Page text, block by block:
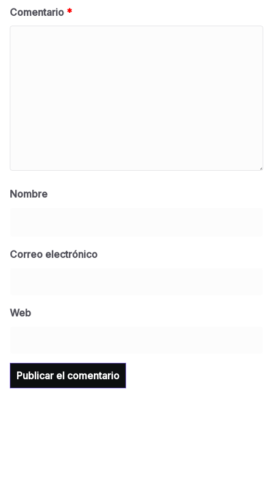
Comentario *
Nombre
Correo electrónico
Web
para la Universidad y para el municipio